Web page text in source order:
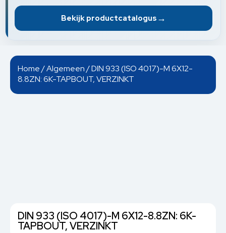
Bekijk productcatalogus →
Home/Algemeen/ DIN 933 (ISO 4017)-M 6X12-
8.8ZN: 6K-TAPBOUT, VERZINKT
DIN 933 (ISO 4017)-M 6X12-8.8ZN: 6K-
TAPBOUT, VERZINKT